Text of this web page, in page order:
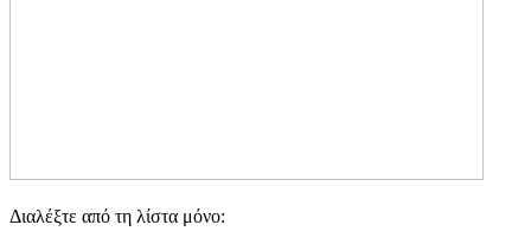
Διαλέξτε από τη λίστα μόνο: